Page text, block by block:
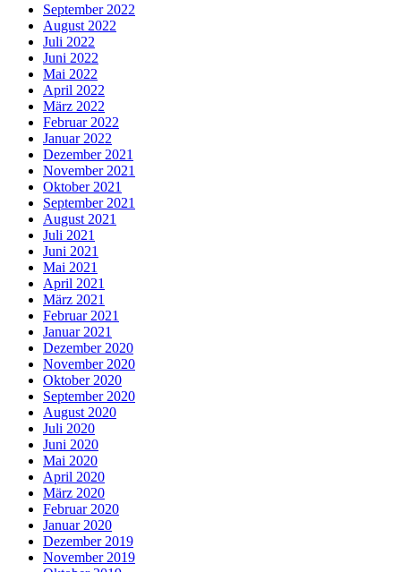
September 2022
August 2022
Juli 2022
Juni 2022
Mai 2022
April 2022
März 2022
Februar 2022
Januar 2022
Dezember 2021
November 2021
Oktober 2021
September 2021
August 2021
Juli 2021
Juni 2021
Mai 2021
April 2021
März 2021
Februar 2021
Januar 2021
Dezember 2020
November 2020
Oktober 2020
September 2020
August 2020
Juli 2020
Juni 2020
Mai 2020
April 2020
März 2020
Februar 2020
Januar 2020
Dezember 2019
November 2019